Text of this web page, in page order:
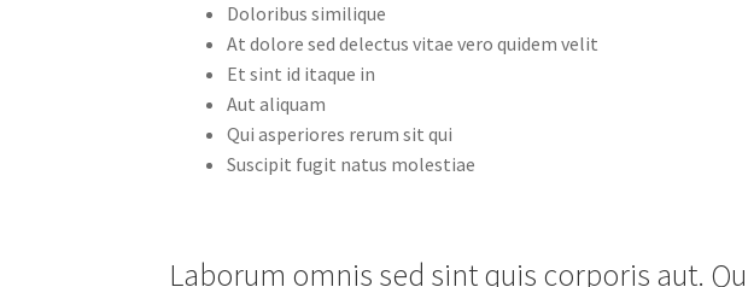
Doloribus similique
At dolore sed delectus vitae vero quidem velit
Et sint id itaque in
Aut aliquam
Qui asperiores rerum sit qui
Suscipit fugit natus molestiae
Laborum omnis sed sint quis corporis aut.